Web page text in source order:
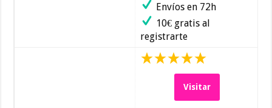
Envíos en 72h
10€ gratis al
registrarte
Visitar